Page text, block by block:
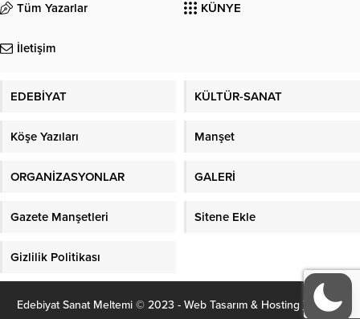
Tüm Yazarlar KÜNYE
İletişim
EDEBİYAT KÜLTÜR-SANAT
Köşe Yazıları Manşet
ORGANİZASYONLAR GALERİ
Gazete Manşetleri Sitene Ekle
Gizlilik Politikası
Edebiyat Sanat Meltemi © 2023 - Web Tasarım & Hosting YD Web